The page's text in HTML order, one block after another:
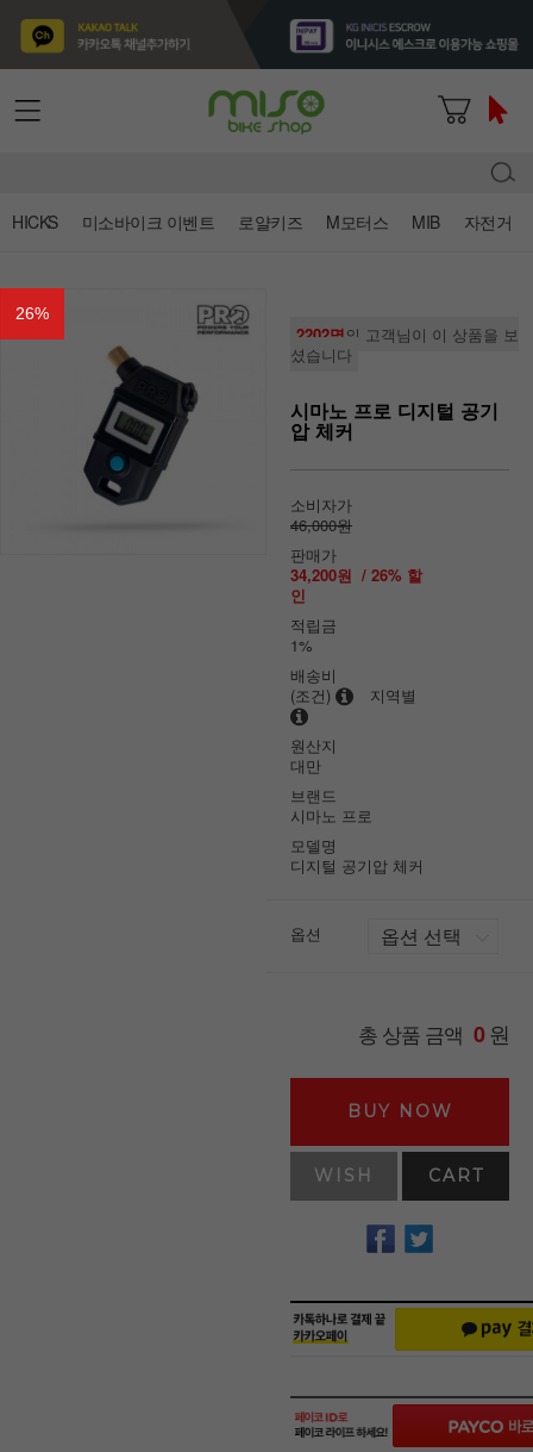
HICKS 미소바이크 이벤트 로얄키즈 M모터스 MIB 자전거
26%
2202명의 고객님이 이 상품을 보
셨습니다
시마노 프로 디지털 공기
압 체커
소비자가
46,000원
판매가
34,200원 / 26% 할
인
적립금
1%
배송비
(조건)
지역별
원산지
대만
브랜드
시마노 프로
모델명
디지털 공기압 체커
옵션
총 상품 금액 0원
BUY NOW
WISH CART